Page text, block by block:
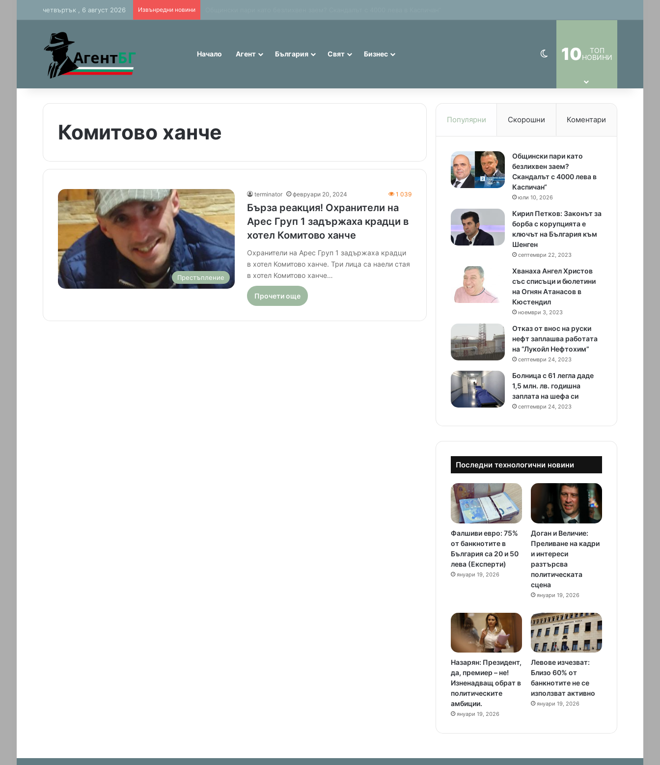
четвъртък , 6 август 2026 Извънредни новини
Начало Агент България Свят Бизнес Switch skin
10
ТОП
НОВИНИ
Комитово ханче
Престъпление
terminator февруари 20, 2024 1 039
Бърза реакция! Охранители на
Арес Груп 1 задържаха крадци в
хотел Комитово ханче
Охранители на Арес Груп 1 задържаха крадци
в хотел Комитово ханче. Три лица са наели стая
в хотел Комитово ханче…
Прочети още
Популярни Скорошни Коментари
Общински пари като
безлихвен заем?
Скандалът с 4000 лева в
Каспичан“
юли 10, 2026
Кирил Петков: Законът за
борба с корупцията е
ключът на България към
Шенген
септември 22, 2023
Хванаха Ангел Христов
със списъци и бюлетини
на Огнян Атанасов в
Кюстендил
ноември 3, 2023
Отказ от внос на руски
нефт заплашва работата
на “Лукойл Нефтохим”
септември 24, 2023
Болница с 61 легла даде
1,5 млн. лв. годишна
заплата на шефа си
септември 24, 2023
Последни технологични новини
Фалшиви евро: 75%
от банкнотите в
България са 20 и 50
лева (Експерти)
януари 19, 2026
Доган и Величие:
Преливане на кадри
и интереси
разтърсва
политическата
сцена
януари 19, 2026
Назарян: Президент,
да, премиер – не!
Изненадващ обрат в
политическите
амбиции.
януари 19, 2026
Левове изчезват:
Близо 60% от
банкнотите не се
използват активно
януари 19, 2026